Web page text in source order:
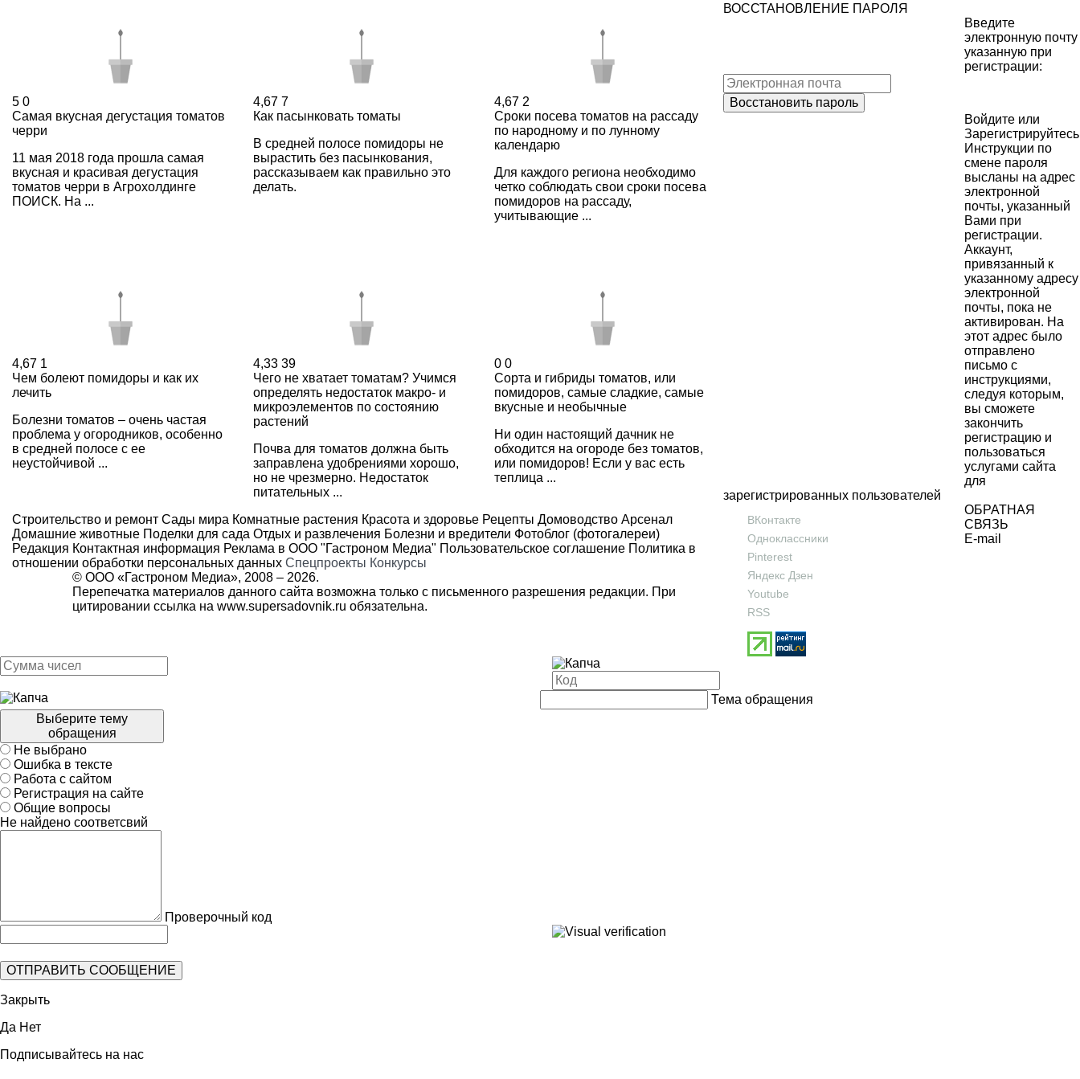
5 0
Самая вкусная дегустация томатов
черри
11 мая 2018 года прошла самая
вкусная и красивая дегустация
томатов черри в Агрохолдинге
ПОИСК. На ...
4,67 7
Как пасынковать томаты
В средней полосе помидоры не
вырастить без пасынкования,
рассказываем как правильно это
делать.
4,67 2
Сроки посева томатов на рассаду
по народному и по лунному
календарю
Для каждого региона необходимо
четко соблюдать свои сроки посева
помидоров на рассаду,
учитывающие ...
4,67 1
Чем болеют помидоры и как их
лечить
Болезни томатов – очень частая
проблема у огородников, особенно
в средней полосе с ее
неустойчивой ...
4,33 39
Чего не хватает томатам? Учимся
определять недостаток макро- и
микроэлементов по состоянию
растений
Почва для томатов должна быть
заправлена удобрениями хорошо,
но не чрезмерно. Недостаток
питательных ...
0 0
Сорта и гибриды томатов, или
помидоров, самые сладкие, самые
вкусные и необычные
Ни один настоящий дачник не
обходится на огороде без томатов,
или помидоров! Если у вас есть
теплица ...
Строительство и ремонт Сады мира Комнатные растения Красота и здоровье Рецепты Домоводство Арсенал
Домашние животные Поделки для сада Отдых и развлечения Болезни и вредители Фотоблог (фотогалереи)
Редакция Контактная информация Реклама в ООО "Гастроном Медиа" Пользовательское соглашение Политика в
отношении обработки персональных данных Спецпроекты Конкурсы
© ООО «Гастроном Медиа», 2008 – 2026.
Перепечатка материалов данного сайта возможна только с письменного разрешения редакции. При
цитировании ссылка на www.supersadovnik.ru обязательна.
ВКонтакте
Одноклассники
Pinterest
Яндекс Дзен
Youtube
RSS
ВОССТАНОВЛЕНИЕ ПАРОЛЯ
Введите
электронную почту
указанную при
регистрации:
Войдите или
Зарегистрируйтесь
Инструкции по
смене пароля
высланы на адрес
электронной
почты, указанный
Вами при
регистрации.
Аккаунт,
привязанный к
указанному адресу
электронной
почты, пока не
активирован. На
этот адрес было
отправлено
письмо с
инструкциями,
следуя которым,
вы сможете
закончить
регистрацию и
пользоваться
услугами сайта
для
зарегистрированных пользователей
ОБРАТНАЯ
СВЯЗЬ
E-mail
Тема обращения
Выберите тему
обращения
Не выбрано
Ошибка в тексте
Работа с сайтом
Регистрация на сайте
Общие вопросы
Не найдено соответсвий
Проверочный код
Закрыть
Да Нет
Подписывайтесь на нас